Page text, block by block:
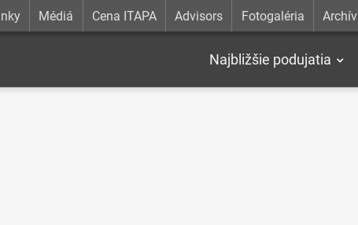
Médiá Cena ITAPA Advisors Fotogaléria Archív
Najbližšie podujatia